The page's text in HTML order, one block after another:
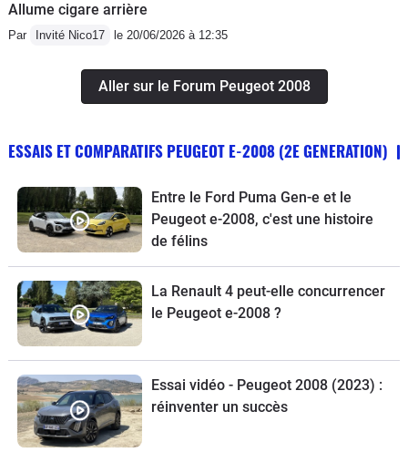
Allume cigare arrière
Par Invité Nico17 le 20/06/2026 à 12:35
Aller sur le Forum Peugeot 2008
ESSAIS ET COMPARATIFS PEUGEOT E-2008 (2E GENERATION)
Entre le Ford Puma Gen-e et le
Peugeot e-2008, c'est une histoire
de félins
La Renault 4 peut-elle concurrencer
le Peugeot e-2008 ?
Essai vidéo - Peugeot 2008 (2023) :
réinventer un succès